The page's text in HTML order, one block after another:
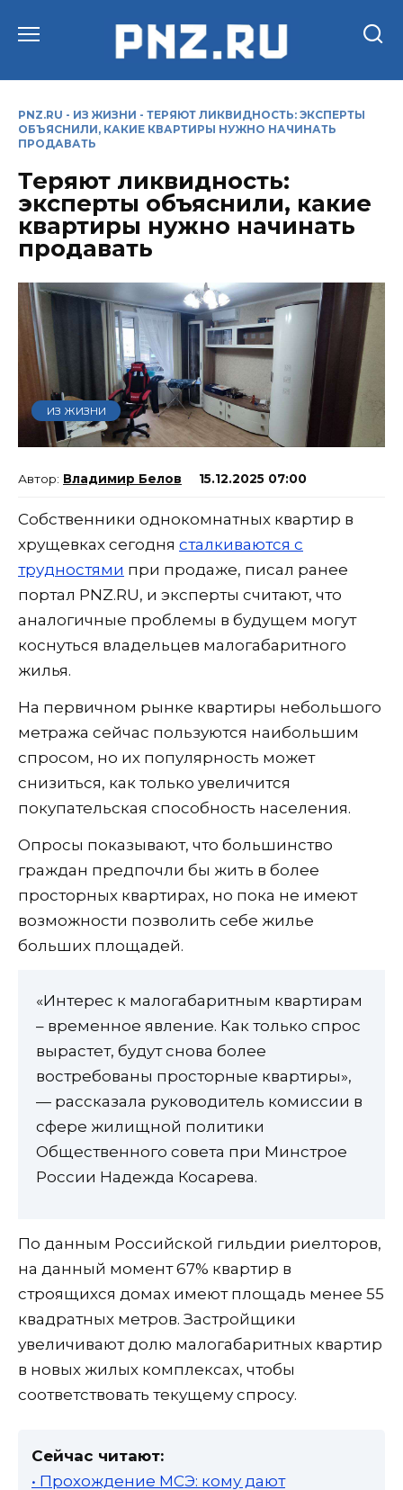
PNZ.RU - ИЗ ЖИЗНИ - ТЕРЯЮТ ЛИКВИДНОСТЬ: ЭКСПЕРТЫ
ОБЪЯСНИЛИ, КАКИЕ КВАРТИРЫ НУЖНО НАЧИНАТЬ
ПРОДАВАТЬ
Теряют ликвидность:
эксперты объяснили, какие
квартиры нужно начинать
продавать
ИЗ ЖИЗНИ
Владимир Белов 15.12.2025 07:00
Собственники однокомнатных квартир в
хрущевках сегодня сталкиваются с
трудностями при продаже, писал ранее
портал PNZ.RU, и эксперты считают, что
аналогичные проблемы в будущем могут
коснуться владельцев малогабаритного
жилья.
На первичном рынке квартиры небольшого
метража сейчас пользуются наибольшим
спросом, но их популярность может
снизиться, как только увеличится
покупательская способность населения.
Опросы показывают, что большинство
граждан предпочли бы жить в более
просторных квартирах, но пока не имеют
возможности позволить себе жилье
больших площадей.
«Интерес к малогабаритным квартирам
– временное явление. Как только спрос
вырастет, будут снова более
востребованы просторные квартиры»,
— рассказала руководитель комиссии в
сфере жилищной политики
Общественного совета при Минстрое
России Надежда Косарева.
По данным Российской гильдии риелторов,
на данный момент 67% квартир в
строящихся домах имеют площадь менее 55
квадратных метров. Застройщики
увеличивают долю малогабаритных квартир
в новых жилых комплексах, чтобы
соответствовать текущему спросу.
Сейчас читают:
• Прохождение МСЭ: кому дают